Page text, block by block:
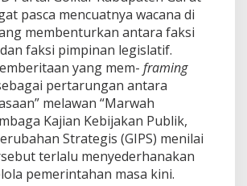
G
I
P
S
:
"
D
i
k
o
t
o
m
pasca mencuatnya wacana di
membenturkan antara faksi
faksi pimpinan legislatif.
yang mem- framing
pertarungan antara
melawan “Marwah
Kajian Kebijakan Publik,
Strategis (GIPS) menilai
terlalu menyederhanakan
pemerintahan masa kini.